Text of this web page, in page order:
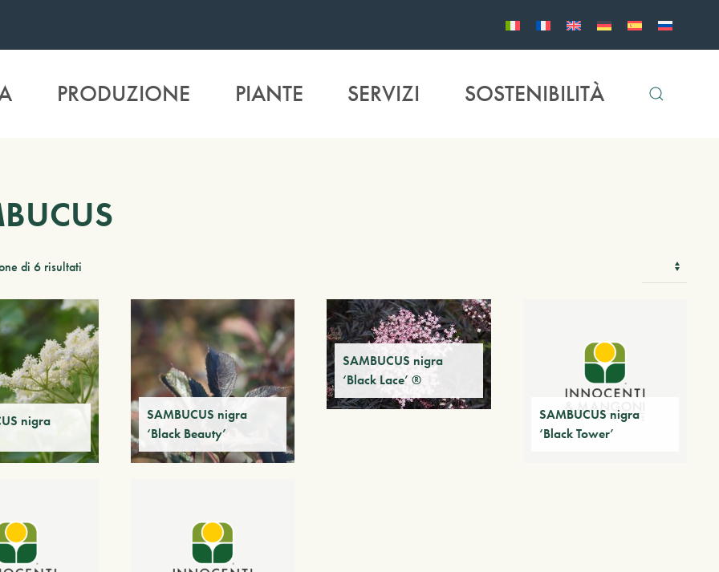
PRODUZIONE PIANTE SERVIZI SOSTENIBILITÀ
di 6 risultati
nigra
SAMBUCUS nigra
‘Black Beauty’
SAMBUCUS nigra
‘Black Lace’ ®
SAMBUCUS nigra
‘Black Tower’